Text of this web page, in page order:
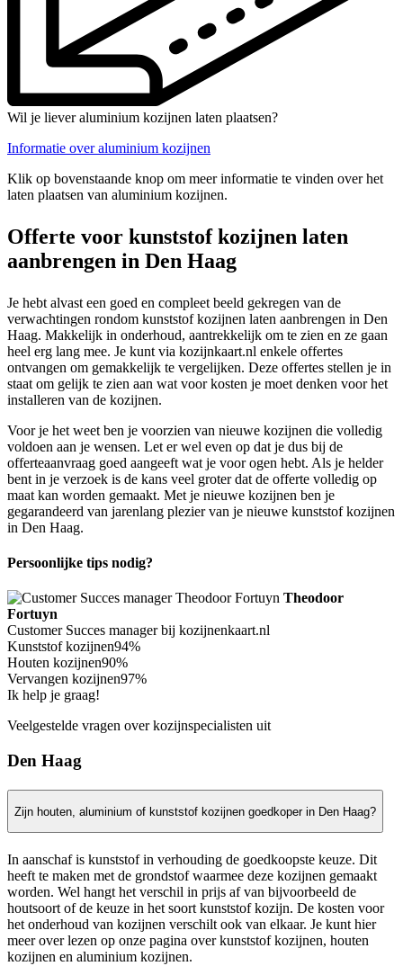
Wil je liever aluminium kozijnen laten plaatsen?
Informatie over aluminium kozijnen
Klik op bovenstaande knop om meer informatie te vinden over het
laten plaatsen van aluminium kozijnen.
Offerte voor kunststof kozijnen laten
aanbrengen in Den Haag
Je hebt alvast een goed en compleet beeld gekregen van de
verwachtingen rondom kunststof kozijnen laten aanbrengen in Den
Haag. Makkelijk in onderhoud, aantrekkelijk om te zien en ze gaan
heel erg lang mee. Je kunt via kozijnkaart.nl enkele offertes
ontvangen om gemakkelijk te vergelijken. Deze offertes stellen je in
staat om gelijk te zien aan wat voor kosten je moet denken voor het
installeren van de kozijnen.
Voor je het weet ben je voorzien van nieuwe kozijnen die volledig
voldoen aan je wensen. Let er wel even op dat je dus bij de
offerteaanvraag goed aangeeft wat je voor ogen hebt. Als je helder
bent in je verzoek is de kans veel groter dat de offerte volledig op
maat kan worden gemaakt. Met je nieuwe kozijnen ben je
gegarandeerd van jarenlang plezier van je nieuwe kunststof kozijnen
in Den Haag.
Persoonlijke tips nodig?
Theodoor
Fortuyn
Customer Succes manager bij kozijnenkaart.nl
Kunststof kozijnen94%
Houten kozijnen90%
Vervangen kozijnen97%
Ik help je graag!
Veelgestelde vragen over kozijnspecialisten uit
Den Haag
Zijn houten, aluminium of kunststof kozijnen goedkoper in Den Haag?
In aanschaf is kunststof in verhouding de goedkoopste keuze. Dit
heeft te maken met de grondstof waarmee deze kozijnen gemaakt
worden. Wel hangt het verschil in prijs af van bijvoorbeeld de
houtsoort of de keuze in het soort kunststof kozijn. De kosten voor
het onderhoud van kozijnen verschilt ook van elkaar. Je kunt hier
meer over lezen op onze pagina over kunststof kozijnen, houten
kozijnen en aluminium kozijnen.